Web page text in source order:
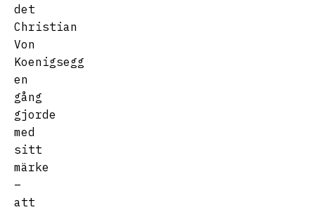
det
Christian
Von
Koenigsegg
en
gång
gjorde
med
sitt
märke
–
att